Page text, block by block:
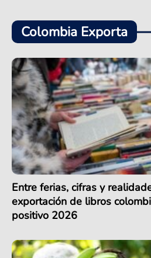
Colombia Exporta
Entre ferias, cifras y
exportación de libros
positivo 2026